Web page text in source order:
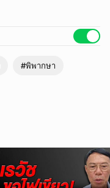
#พิพากษา